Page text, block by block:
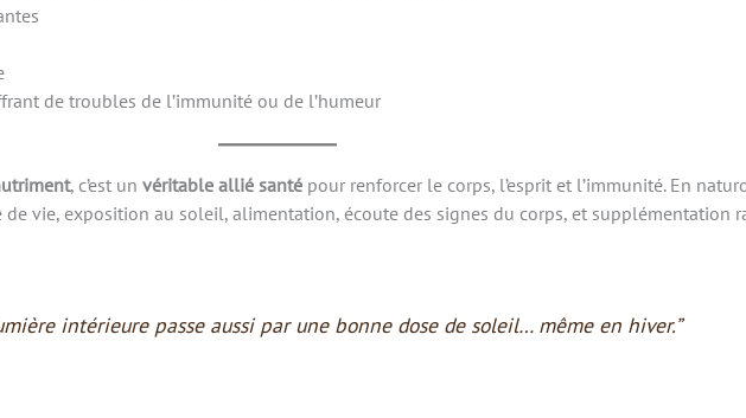
de troubles de l’immunité ou de l’humeur
, c’est un véritable allié santépour renforcer le corps, l’esprit et l’immunité. En
de vie, exposition au soleil, alimentation, écoute des signes du corps, et supplémentation
intérieure passe aussi par une bonne dose de soleil… même en hiver.”